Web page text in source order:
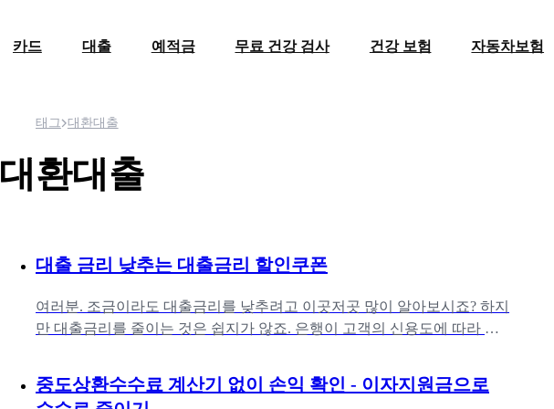
카드 대출 예적금 무료 건강 검사 건강 보험 자동차보험
태그 대환대출
대환대출
대출 금리 낮추는 대출금리 할인쿠폰
여러분. 조금이라도 대출금리를 낮추려고 이곳저곳 많이 알아보시죠? 하지
만 대출금리를 줄이는 것은 쉽지가 않죠. 은행이 고객의 신용도에 따라 금
중도상환수수료 계산기 없이 손익 확인 - 이자지원금으로